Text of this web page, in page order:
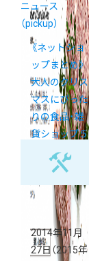
ニュース
（pickup）
《ネットショ
ップまとめ》
大人のクリス
マスにぴった
りの食品・雑
貨ショップ５
2014年11月
27日 （2015年